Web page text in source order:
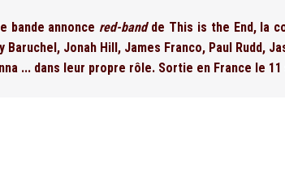
bande annonce red-bandde This is the End, la
Baruchel, Jonah Hill, James Franco, Paul Rudd,
... dans leur propre rôle. Sortie en France le